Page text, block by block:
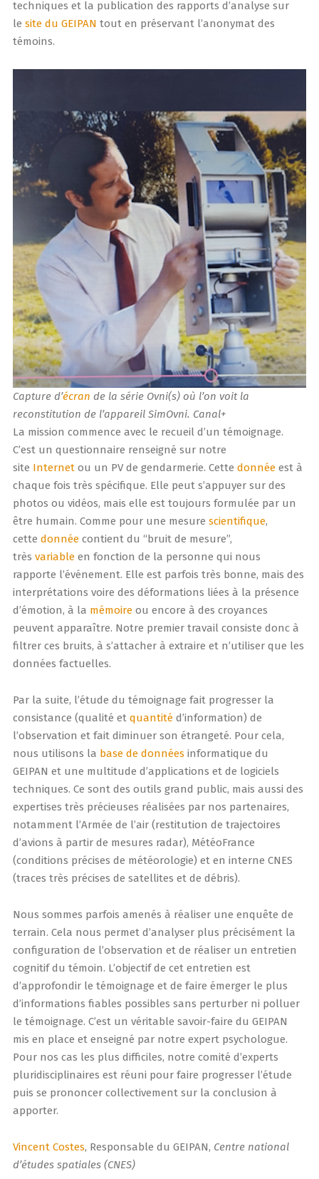
techniques et la publication des rapports d’analyse sur
le site du GEIPAN tout en préservant l’anonymat des
témoins.
Capture d’écran de la série Ovni(s) où l’on voit la
reconstitution de l’appareil SimOvni. Canal+
La mission commence avec le recueil d’un témoignage.
C’est un questionnaire renseigné sur notre
site Internetou un PV de gendarmerie. Cette donnéeest à
chaque fois très spécifique. Elle peut s’appuyer sur des
photos ou vidéos, mais elle est toujours formulée par un
être humain. Comme pour une mesure scientifique,
cette donnéecontient du “bruit de mesure”,
très variableen fonction de la personne qui nous
rapporte l’événement. Elle est parfois très bonne, mais des
interprétations voire des déformations liées à la présence
d’émotion, à la mémoireou encore à des croyances
peuvent apparaître. Notre premier travail consiste donc à
filtrer ces bruits, à s’attacher à extraire et n’utiliser que les
données factuelles.
Par la suite, l’étude du témoignage fait progresser la
consistance (qualité et quantitéd’information) de
l’observation et fait diminuer son étrangeté. Pour cela,
nous utilisons la base de données informatique du
GEIPAN et une multitude d’applications et de logiciels
techniques. Ce sont des outils grand public, mais aussi des
expertises très précieuses réalisées par nos partenaires,
notamment l’Armée de l’air (restitution de trajectoires
d’avions à partir de mesures radar), MétéoFrance
(conditions précises de météorologie) et en interne CNES
(traces très précises de satellites et de débris).
Nous sommes parfois amenés à réaliser une enquête de
terrain. Cela nous permet d’analyser plus précisément la
configuration de l’observation et de réaliser un entretien
cognitif du témoin. L’objectif de cet entretien est
d’approfondir le témoignage et de faire émerger le plus
d’informations fiables possibles sans perturber ni polluer
le témoignage. C’est un véritable savoir-faire du GEIPAN
mis en place et enseigné par notre expert psychologue.
Pour nos cas les plus difficiles, notre comité d’experts
pluridisciplinaires est réuni pour faire progresser l’étude
puis se prononcer collectivement sur la conclusion à
apporter.
Vincent Costes, Responsable du GEIPAN, Centre national
d’études spatiales (CNES)